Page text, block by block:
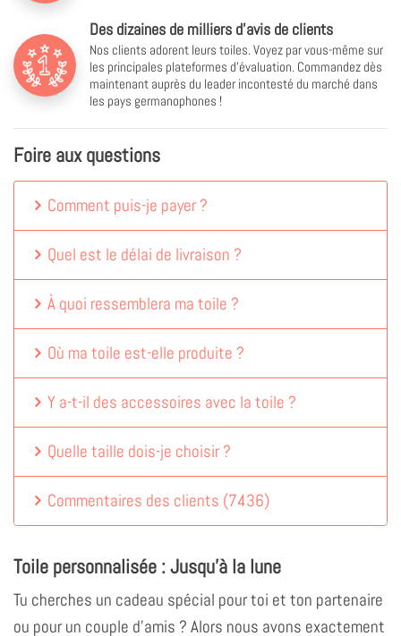
Des dizaines de milliers d'avis de clients
Nos clients adorent leurs toiles. Voyez par vous-même sur
les principales plateformes d'évaluation. Commandez dès
maintenant auprès du leader incontesté du marché dans
les pays germanophones !
Foire aux questions
Comment puis-je payer ?
Quel est le délai de livraison ?
À quoi ressemblera ma toile ?
Où ma toile est-elle produite ?
Y a-t-il des accessoires avec la toile ?
Quelle taille dois-je choisir ?
Commentaires des clients (7436)
Toile personnalisée : Jusqu'à la lune
Tu cherches un cadeau spécial pour toi et ton partenaire
ou pour un couple d'amis ? Alors nous avons exactement